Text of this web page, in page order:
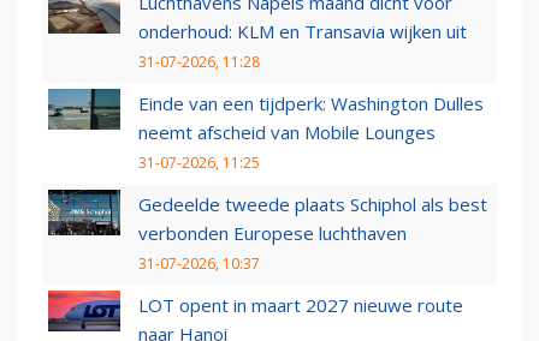
onderhoud: KLM en Transavia wijken uit
31-07-2026, 11:28
Einde van een tijdperk: Washington Dulles
neemt afscheid van Mobile Lounges
31-07-2026, 11:25
Gedeelde tweede plaats Schiphol als best
verbonden Europese luchthaven
31-07-2026, 10:37
LOT opent in maart 2027 nieuwe route
naar Hanoi